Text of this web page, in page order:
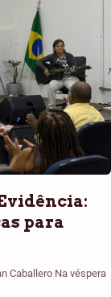
para
Caballero Na véspera